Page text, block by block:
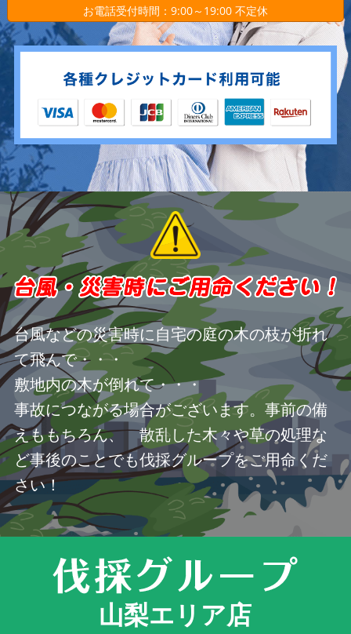
お電話受付時間：9:00～19:00 不定休
台風などの災害時に自宅の庭の木の枝が折れ
て飛んで・・・
敷地内の木が倒れて・・・
事故につながる場合がございます。事前の備
えももちろん、 散乱した木々や草の処理な
ど事後のことでも伐採グループをご用命くだ
さい！
山梨エリア店